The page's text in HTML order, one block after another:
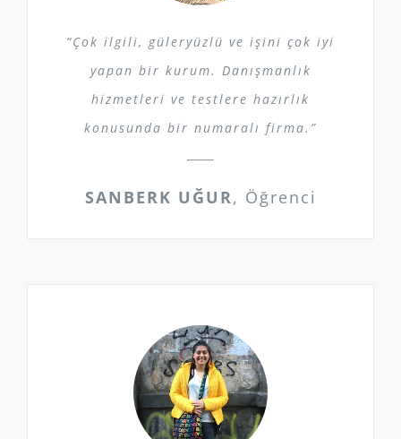
“Çok ilgili, güleryüzlü ve işini çok iyi
yapan bir kurum. Danışmanlık
hizmetleri ve testlere hazırlık
konusunda bir numaralı firma.”
SANBERK UĞUR, Öğrenci